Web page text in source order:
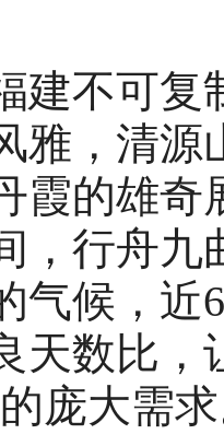
建不可
雅，清源
霞的雄奇
，行舟
气候，近
天数比，
庞大需